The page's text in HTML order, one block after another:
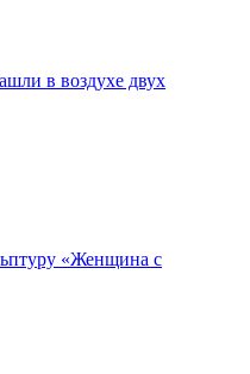
в воздухе двух
«Женщина с